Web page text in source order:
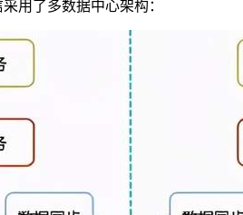
用了多数据中心架构：